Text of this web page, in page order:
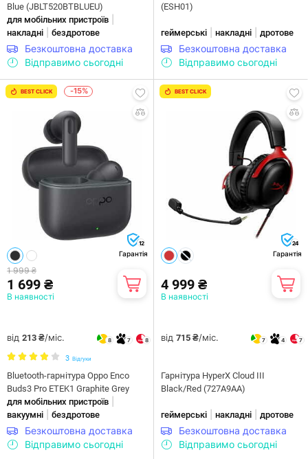
Blue (JBLT520BTBLUEU)
для мобільних пристроїв
накладні бездротове
Безкоштовна доставка
Відправимо сьогодні
(ESH01)
геймерські накладні дротове
Безкоштовна доставка
Відправимо сьогодні
BEST CLICK -15%
12
Гарантія
1 999 ₴
1 699 ₴
В наявності
від 213 ₴/міс. 8 7 8
3 Відгуки
Bluetooth-гарнітура Oppo Enco
Buds3 Pro ETEK1 Graphite Grey
для мобільних пристроїв
вакуумні бездротове
Безкоштовна доставка
Відправимо сьогодні
BEST CLICK
24
Гарантія
4 999 ₴
В наявності
від 715 ₴/міс. 7 4 7
Гарнiтура HyperX Cloud III
Black/Red (727A9AA)
геймерські накладні дротове
Безкоштовна доставка
Відправимо сьогодні